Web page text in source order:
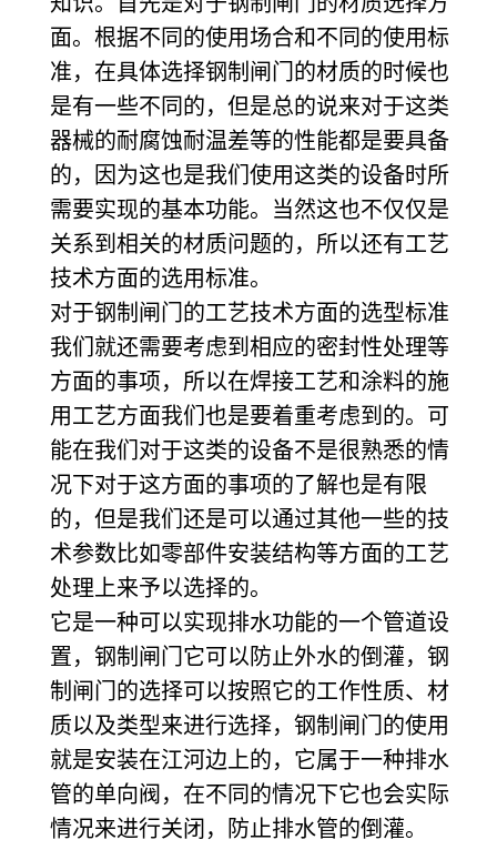
面。根据不同的使用场合和不同的使用标
准，在具体选择钢制闸门的材质的时候也
是有一些不同的，但是总的说来对于这类
器械的耐腐蚀耐温差等的性能都是要具备
的，因为这也是我们使用这类的设备时所
需要实现的基本功能。当然这也不仅仅是
关系到相关的材质问题的，所以还有工艺
技术方面的选用标准。
对于钢制闸门的工艺技术方面的选型标准
我们就还需要考虑到相应的密封性处理等
方面的事项，所以在焊接工艺和涂料的施
用工艺方面我们也是要着重考虑到的。可
能在我们对于这类的设备不是很熟悉的情
况下对于这方面的事项的了解也是有限
的，但是我们还是可以通过其他一些的技
术参数比如零部件安装结构等方面的工艺
处理上来予以选择的。
它是一种可以实现排水功能的一个管道设
置，钢制闸门它可以防止外水的倒灌，钢
制闸门的选择可以按照它的工作性质、材
质以及类型来进行选择，钢制闸门的使用
就是安装在江河边上的，它属于一种排水
管的单向阀，在不同的情况下它也会实际
情况来进行关闭，防止排水管的倒灌。